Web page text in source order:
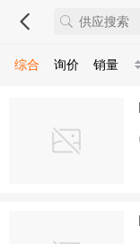
综合 询价 销量